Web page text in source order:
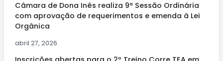
Câmara de Dona Inês realiza 9ª Sessão Ordinária
com aprovação de requerimentos e emenda à Lei
Orgânica
abril 27, 2026